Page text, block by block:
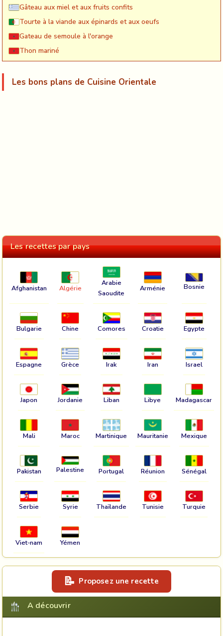
Gâteau aux miel et aux fruits confits
Tourte à la viande aux épinards et aux oeufs
Gateau de semoule à l'orange
Thon mariné
Les bons plans de Cuisine Orientale
Les recettes par pays
Afghanistan Algérie
Arabie
Saoudite
Arménie Bosnie
Bulgarie Chine Comores Croatie Egypte
Espagne Grèce Irak Iran Israel
Japon Jordanie Liban Libye Madagascar
Mali Maroc Martinique Mauritanie Mexique
Pakistan Palestine Portugal Réunion Sénégal
Serbie Syrie Thaïlande Tunisie Turquie
Viet-nam Yémen
Proposez une recette
A découvrir